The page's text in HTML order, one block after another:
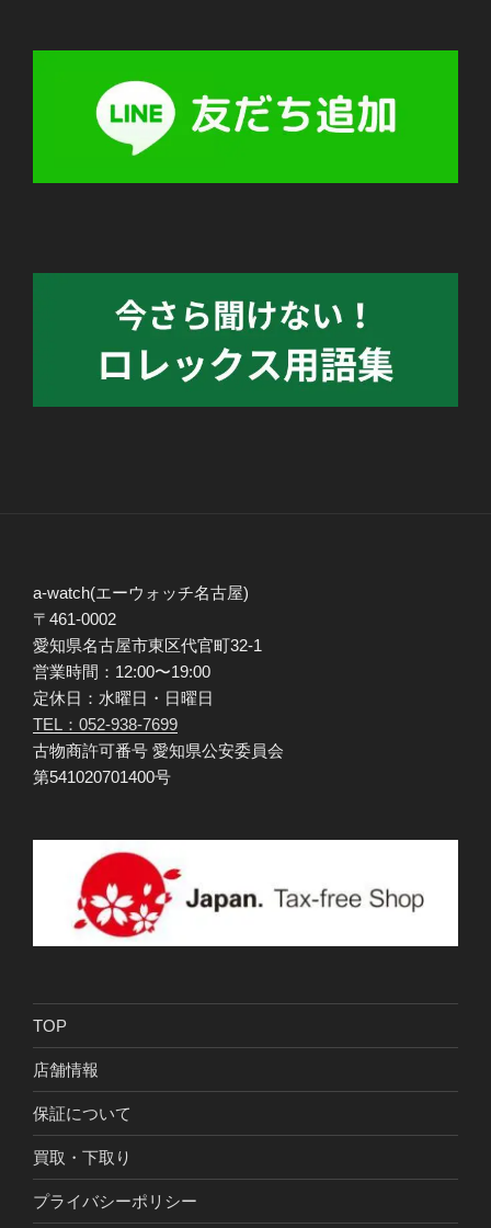
a-watch(エーウォッチ名古屋)
〒461-0002
愛知県名古屋市東区代官町32-1
営業時間：12:00〜19:00
定休日：水曜日・日曜日
TEL：052-938-7699
古物商許可番号 愛知県公安委員会
第541020701400号
TOP
店舗情報
保証について
買取・下取り
プライバシーポリシー